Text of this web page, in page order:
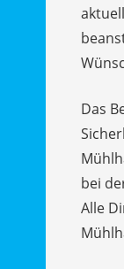
Das
bei
Alle